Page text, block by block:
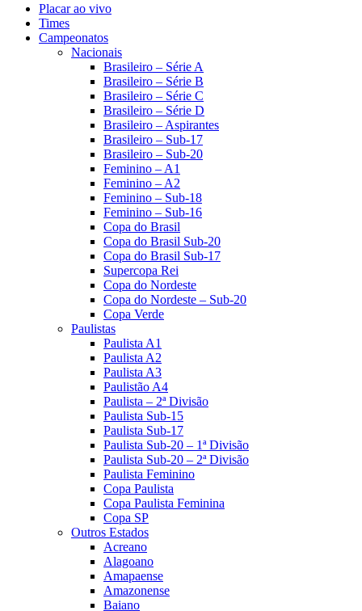
Placar ao vivo
Times
Campeonatos
Nacionais
Brasileiro – Série A
Brasileiro – Série B
Brasileiro – Série C
Brasileiro – Série D
Brasileiro – Aspirantes
Brasileiro – Sub-17
Brasileiro – Sub-20
Feminino – A1
Feminino – A2
Feminino – Sub-18
Feminino – Sub-16
Copa do Brasil
Copa do Brasil Sub-20
Copa do Brasil Sub-17
Supercopa Rei
Copa do Nordeste
Copa do Nordeste – Sub-20
Copa Verde
Paulistas
Paulista A1
Paulista A2
Paulista A3
Paulistão A4
Paulista – 2ª Divisão
Paulista Sub-15
Paulista Sub-17
Paulista Sub-20 – 1ª Divisão
Paulista Sub-20 – 2ª Divisão
Paulista Feminino
Copa Paulista
Copa Paulista Feminina
Copa SP
Outros Estados
Acreano
Alagoano
Amapaense
Amazonense
Baiano